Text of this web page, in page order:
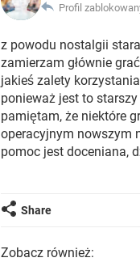
Profil
z powodu nostalgii
zamierzam głównie
jakieś zalety
ponieważ jest to
pamiętam, że niektóre
operacyjnym nowszym
pomoc jest doceniana,
Share
Zobacz również: